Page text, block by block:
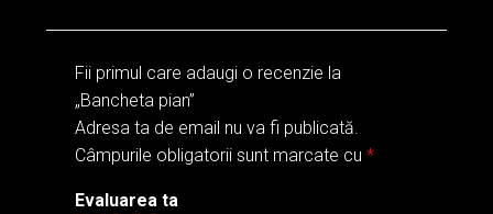
Pianine Zimermann
Pianine Second Hand
Pianine Eterna
Pianine Kaiser
Fii primul care adaugi o recenzie la
„Bancheta pian”
Adresa ta de email nu va fi publicată.
Câmpurile obligatorii sunt marcate cu *
Evaluarea ta